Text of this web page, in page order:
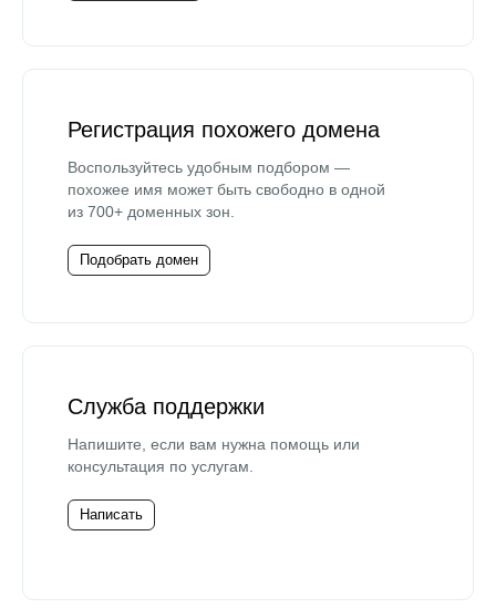
Регистрация похожего домена
Воспользуйтесь удобным подбором —
похожее имя может быть свободно в одной
из 700+ доменных зон.
Подобрать домен
Служба поддержки
Напишите, если вам нужна помощь или
консультация по услугам.
Написать